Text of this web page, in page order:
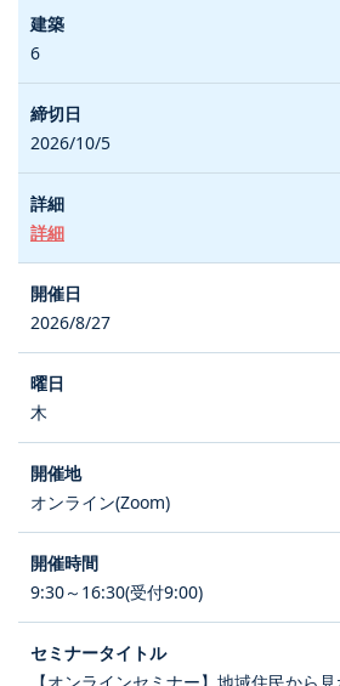
6
2026/10/5
詳細
2026/8/27
木
オンライン(Zoom)
9:30～16:30(受付9:00)